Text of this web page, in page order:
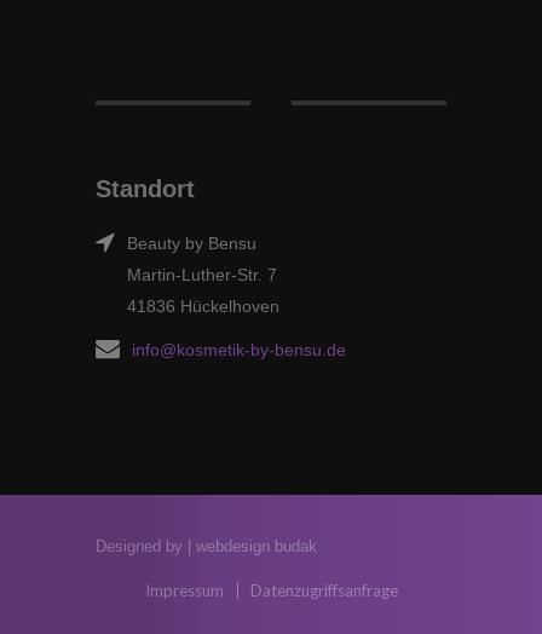
Standort
Beauty by Bensu
Martin-Luther-Str. 7
41836 Hückelhoven
info@kosmetik-by-bensu.de
Designed by | webdesign budak
Impressum Datenzugriffsanfrage